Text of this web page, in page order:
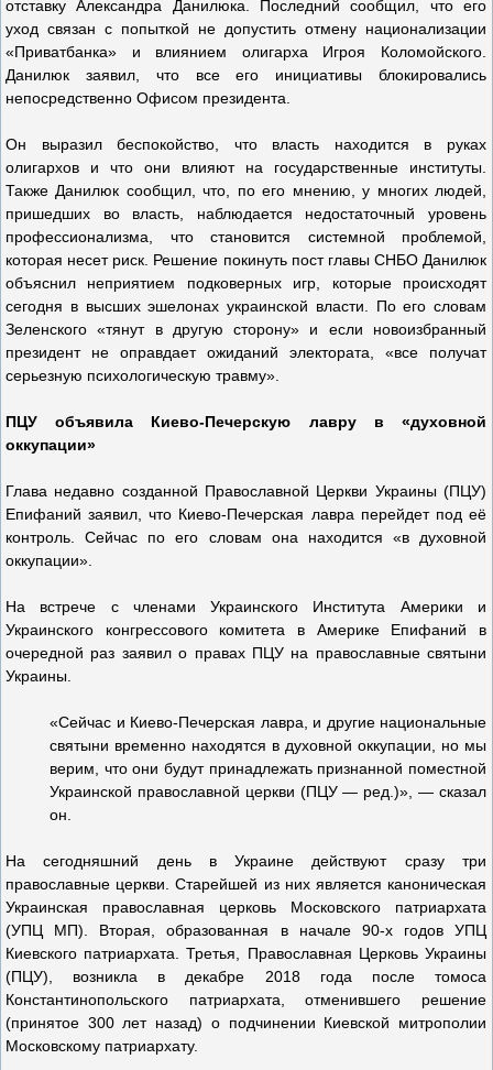
отставку Александра Данилюка. Последний сообщил, что его
уход связан с попыткой не допустить отмену национализации
«Приватбанка» и влиянием олигарха Игроя Коломойского.
Данилюк заявил, что все его инициативы блокировались
непосредственно Офисом президента.
Он выразил беспокойство, что власть находится в руках
олигархов и что они влияют на государственные институты.
Также Данилюк сообщил, что, по его мнению, у многих людей,
пришедших во власть, наблюдается недостаточный уровень
профессионализма, что становится системной проблемой,
которая несет риск. Решение покинуть пост главы СНБО Данилюк
объяснил неприятием подковерных игр, которые происходят
сегодня в высших эшелонах украинской власти. По его словам
Зеленского «тянут в другую сторону» и если новоизбранный
президент не оправдает ожиданий электората, «все получат
серьезную психологическую травму».
ПЦУ объявила Киево-Печерскую лавру в «духовной
оккупации»
Глава недавно созданной Православной Церкви Украины (ПЦУ)
Епифаний заявил, что Киево-Печерская лавра перейдет под её
контроль. Сейчас по его словам она находится «в духовной
оккупации».
На встрече с членами Украинского Института Америки и
Украинского конгрессового комитета в Америке Епифаний в
очередной раз заявил о правах ПЦУ на православные святыни
Украины.
«Сейчас и Киево-Печерская лавра, и другие национальные
святыни временно находятся в духовной оккупации, но мы
верим, что они будут принадлежать признанной поместной
Украинской православной церкви (ПЦУ — ред.)», — сказал
он.
На сегодняшний день в Украине действуют сразу три
православные церкви. Старейшей из них является каноническая
Украинская православная церковь Московского патриархата
(УПЦ МП). Вторая, образованная в начале 90-х годов УПЦ
Киевского патриархата. Третья, Православная Церковь Украины
(ПЦУ), возникла в декабре 2018 года после томоса
Константинопольского патриархата, отменившего решение
(принятое 300 лет назад) о подчинении Киевской митрополии
Московскому патриархату.